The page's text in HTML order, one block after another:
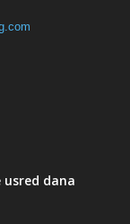
dana